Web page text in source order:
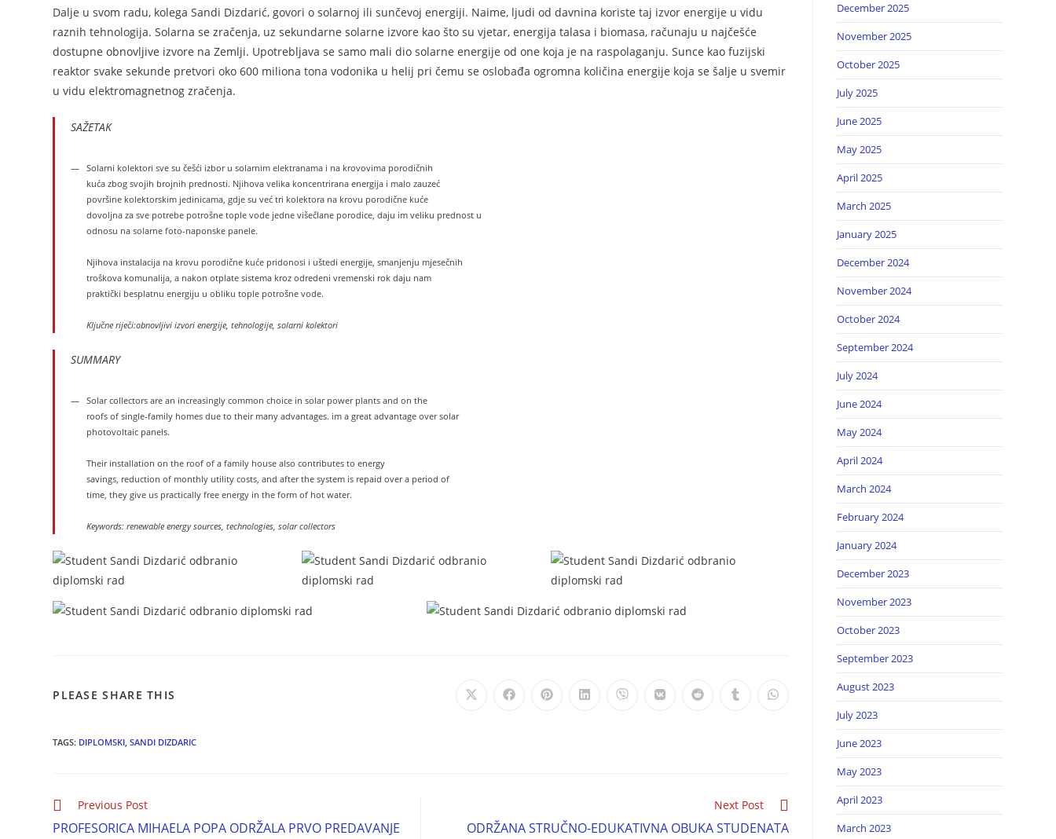
Dalje u svom radu, kolega Sandi Dizdarić, govori o solarnoj ili sunčevoj energiji. Naime, ljudi od davnina koriste taj izvor energije u vidu
raznih tehnologija. Solarna se zračenja, uz sekundarne solarne izvore kao što su vjetar, energija talasa i biomasa, računaju u najčešće
dostupne obnovljive izvore na Zemlji. Upotrebljava se samo mali dio solarne energije od one koja je na raspolaganju. Sunce kao fuzijski
reaktor svake sekunde pretvori oko 600 miliona tona vodonika u helij pri čemu se oslobađa ogromna količina energije koja se šalje u svemir
u vidu elektromagnetnog zračenja.
SAŽETAK
Solarni kolektori sve su češći izbor u solarnim elektranama i na krovovima porodičnih
kuća zbog svojih brojnih prednosti. Njihova velika koncentrirana energija i malo zauzeć
površine kolektorskim jedinicama, gdje su već tri kolektora na krovu porodične kuće
dovoljna za sve potrebe potrošne tople vode jedne višečlane porodice, daju im veliku prednost u
odnosu na solarne foto-naponske panele.
Njihova instalacija na krovu porodične kuće pridonosi i uštedi energije, smanjenju mjesečnih
troškova komunalija, a nakon otplate sistema kroz odredeni vremenski rok daju nam
praktički besplatnu energiju u obliku tople potrošne vode.
Ključne riječi:obnovljivi izvori energije, tehnologije, solarni kolektori
SUMMARY
Solar collectors are an increasingly common choice in solar power plants and on the
roofs of single-family homes due to their many advantages. im a great advantage over solar
photovoltaic panels.
Their installation on the roof of a family house also contributes to energy
savings, reduction of monthly utility costs, and after the system is repaid over a period of
time, they give us practically free energy in the form of hot water.
Keywords: renewable energy sources, technologies, solar collectors
PLEASE SHARE THIS
TAGS: DIPLOMSKI, SANDI DIZDARIC
Previous Post
PROFESORICA MIHAELA POPA ODRŽALA PRVO PREDAVANJE
Next Post
ODRŽANA STRUČNO-EDUKATIVNA OBUKA STUDENATA
December 2025
November 2025
October 2025
July 2025
June 2025
May 2025
April 2025
March 2025
January 2025
December 2024
November 2024
October 2024
September 2024
July 2024
June 2024
May 2024
April 2024
March 2024
February 2024
January 2024
December 2023
November 2023
October 2023
September 2023
August 2023
July 2023
June 2023
May 2023
April 2023
March 2023